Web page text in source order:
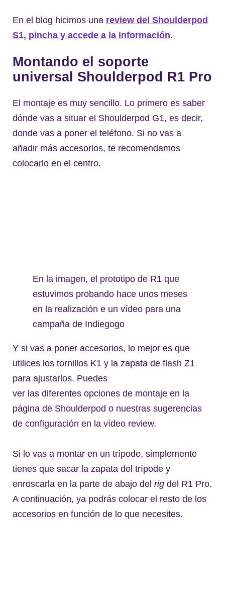
En el blog hicimos una review del Shoulderpod
S1, pincha y accede a la información.
Montando el soporte
universal Shoulderpod R1 Pro
El montaje es muy sencillo. Lo primero es saber
dónde vas a situar el Shoulderpod G1, es decir,
donde vas a poner el teléfono. Si no vas a
añadir más accesorios, te recomendamos
colocarlo en el centro.
En la imagen, el prototipo de R1 que
estuvimos probando hace unos meses
en la realización e un vídeo para una
campaña de Indiegogo
Y si vas a poner accesorios, lo mejor es que
utilices los tornillos K1 y la zapata de flash Z1
para ajustarlos. Puedes
ver las diferentes opciones de montaje en la
página de Shoulderpod o nuestras sugerencias
de configuración en la vídeo review.
Si lo vas a montar en un trípode, simplemente
tienes que sacar la zapata del trípode y
enroscarla en la parte de abajo del rig del R1 Pro.
A continuación, ya podrás colocar el resto de los
accesorios en función de lo que necesites.